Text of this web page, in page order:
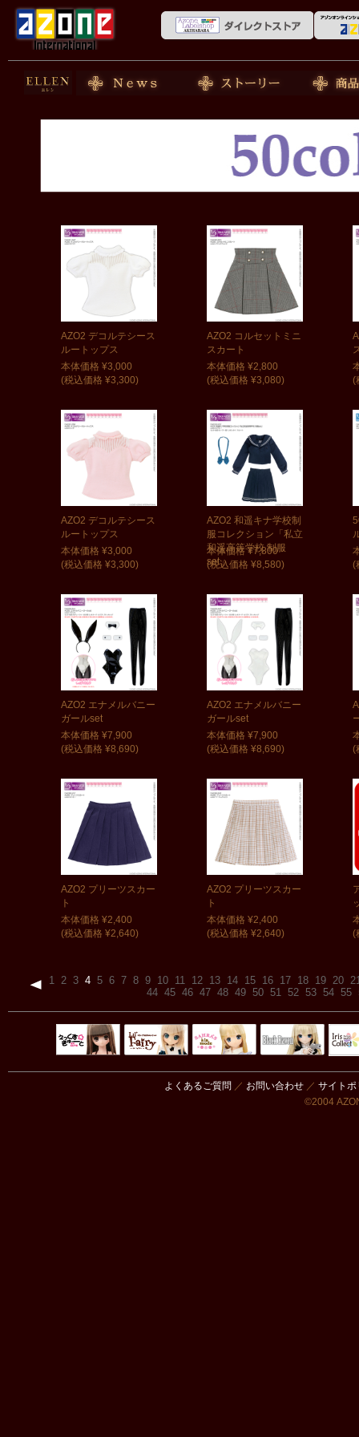
AZO2 デコルテシース
ルートップス
本体価格 ¥3,000
(税込価格 ¥3,300)
AZO2 コルセットミニ
スカート
本体価格 ¥2,800
(税込価格 ¥3,080)
(
AZO2 デコルテシース
ルートップス
本体価格 ¥3,000
(税込価格 ¥3,300)
AZO2 和遥キナ学校制
服コレクション「私立
和遥高等学校 制服
set」
本体価格 ¥7,800
(税込価格 ¥8,580)
(
AZO2 エナメルバニー
ガールset
本体価格 ¥7,900
(税込価格 ¥8,690)
AZO2 エナメルバニー
ガールset
本体価格 ¥7,900
(税込価格 ¥8,690)
(
AZO2 プリーツスカー
ト
本体価格 ¥2,400
(税込価格 ¥2,640)
AZO2 プリーツスカー
ト
本体価格 ¥2,400
(税込価格 ¥2,640)
(
1 2 3 4 5 6 7 8 9 10 11 12 13 14 15 16 17 18 19 20
44 45 46 47 48 49 50 51 52 53 54 55
よくあるご質問 ／ お問い合わせ ／ サイトポ
©2004